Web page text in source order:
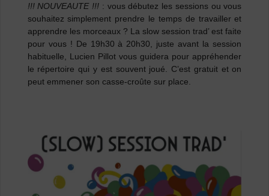
!!! NOUVEAUTE !!! : vous débutez les sessions ou vous
souhaitez simplement prendre le temps de travailler et
apprendre les morceaux ? La slow session trad’ est faite
pour vous ! De 19h30 à 20h30,
juste avant la session
habituelle, Lucien Pillot vous guidera pour appréhender
le répertoire qui y est souvent joué. C’est gratuit et on
peut emmener son casse-croûte sur place.